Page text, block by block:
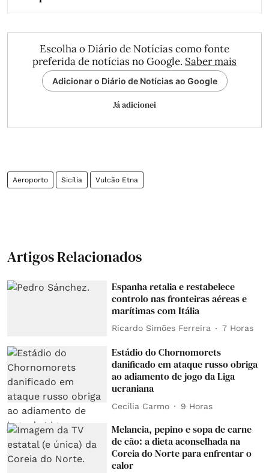
Escolha o Diário de Notícias como fonte
preferida de notícias no Google. Saber mais
Adicionar o Diário de Notícias ao Google
Já adicionei
Aeroporto Sicília Vulcão Etna
Artigos Relacionados
Espanha retalia e restabelece
controlo nas fronteiras aéreas e
marítimas com Itália
Ricardo Simões Ferreira 7 Horas
Estádio do Chornomorets
danificado em ataque russo obriga
ao adiamento de jogo da Liga
ucraniana
Cecília Carmo 9 Horas
Melancia, pepino e sopa de carne
de cão: a dieta aconselhada na
Coreia do Norte para enfrentar o
calor